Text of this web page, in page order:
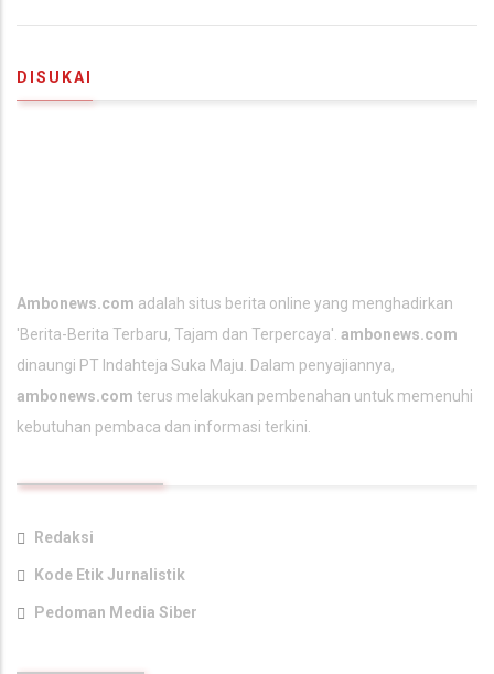
DISUKAI
Ambonews.com adalah situs berita online yang menghadirkan
'Berita-Berita Terbaru, Tajam dan Terpercaya'. ambonews.com
dinaungi PT Indahteja Suka Maju. Dalam penyajiannya,
ambonews.com terus melakukan pembenahan untuk memenuhi
kebutuhan pembaca dan informasi terkini.
Redaksi
Kode Etik Jurnalistik
Pedoman Media Siber